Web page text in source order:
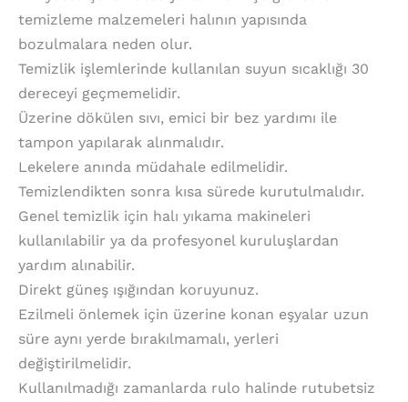
temizleme malzemeleri halının yapısında
bozulmalara neden olur.
Temizlik işlemlerinde kullanılan suyun sıcaklığı 30
dereceyi geçmemelidir.
Üzerine dökülen sıvı, emici bir bez yardımı ile
tampon yapılarak alınmalıdır.
Lekelere anında müdahale edilmelidir.
Temizlendikten sonra kısa sürede kurutulmalıdır.
Genel temizlik için halı yıkama makineleri
kullanılabilir ya da profesyonel kuruluşlardan
yardım alınabilir.
Direkt güneş ışığından koruyunuz.
Ezilmeli önlemek için üzerine konan eşyalar uzun
süre aynı yerde bırakılmamalı, yerleri
değiştirilmelidir.
Kullanılmadığı zamanlarda rulo halinde rutubetsiz